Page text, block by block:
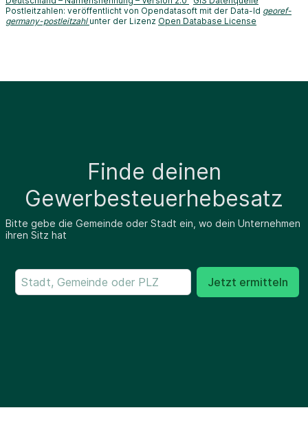
Postleitzahlen: veröffentlicht von Opendatasoft mit der Data-Id georef-
germany-postleitzahl unter der Lizenz Open Database License
Finde deinen
Gewerbesteuerhebesatz
Bitte gebe die Gemeinde oder Stadt ein, wo dein Unternehmen
ihren Sitz hat
Jetzt ermitteln